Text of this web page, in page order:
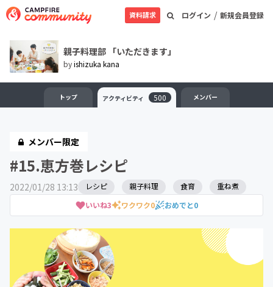
ログイン / 新規会員登録
資料請求
親子料理部 「いただきます」
byishizuka kana
トップ アクティビティ 500 メンバー
メンバー限定
#15.恵方巻レシピ
2022/01/28 13:13
いいね3 ワクワク0 おめでと0
レシピ 親子料理 食育 重ね煮